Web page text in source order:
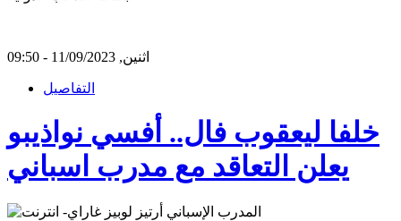
اثنين, 11/09/2023 - 09:50
التفاصيل
خلفا ليعقوب فال.. أفسي نواذيبو
يعلن التعاقد مع مدرب اسباني